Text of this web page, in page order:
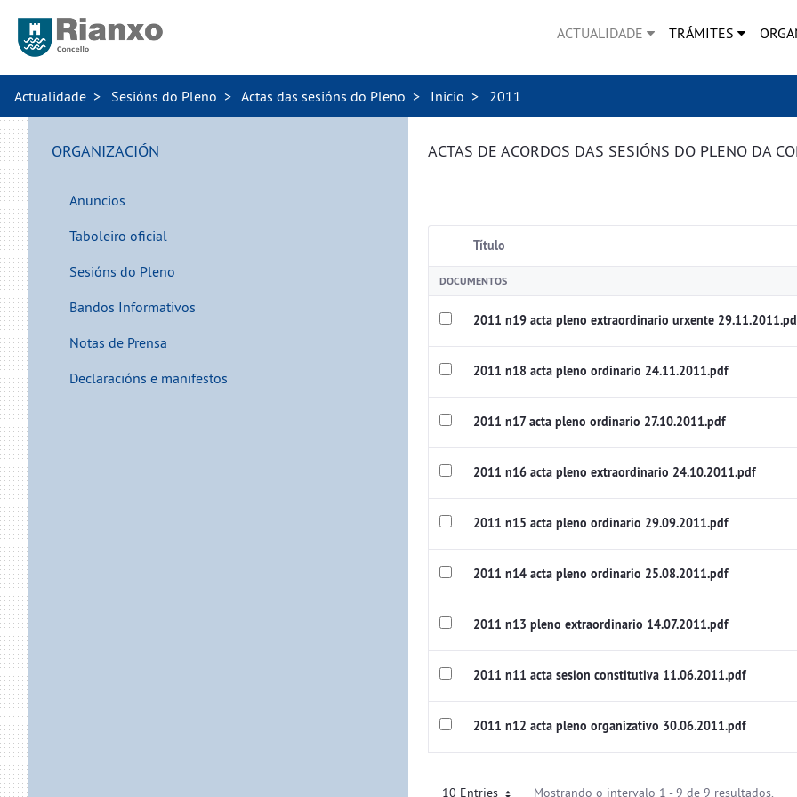
ACTUALIDADE TRÁMITES
Actualidade Sesións do Pleno Actas das sesións do Pleno Inicio 2011
ORGANIZACIÓN
Anuncios
Taboleiro oficial
Sesións do Pleno
Bandos Informativos
Notas de Prensa
Declaracións e manifestos
ACTAS DE ACORDOS DAS SESIÓNS DO PLENO DA
Título
DOCUMENTOS
2011 n19 acta pleno extraordinario urxente
2011 n18 acta pleno ordinario 24.11.2011.pdf
2011 n17 acta pleno ordinario 27.10.2011.pdf
2011 n16 acta pleno extraordinario 24.10.2011.pdf
2011 n15 acta pleno ordinario 29.09.2011.pdf
2011 n14 acta pleno ordinario 25.08.2011.pdf
2011 n13 pleno extraordinario 14.07.2011.pdf
2011 n11 acta sesion constitutiva 11.06.2011.pdf
2011 n12 acta pleno organizativo 30.06.2011.pdf
10 Entries Mostrando o intervalo 1 - 9 de 9 resultados.